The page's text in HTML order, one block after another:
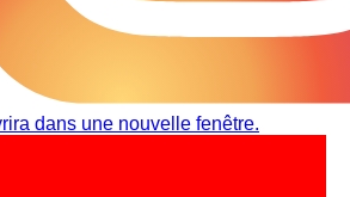
dans une nouvelle fenêtre.